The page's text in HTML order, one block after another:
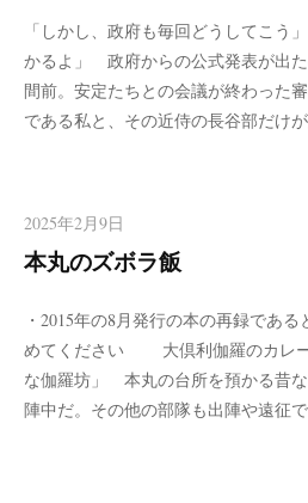
「しかし、政府も毎回どうしてこう
かるよ」 政府からの公式発表が出
間前。安定たちとの会議が終わった
である私と、その近侍の長谷部だけ
2025年2月9日
本丸のズボラ飯
・2015年の8月発行の本の再録であ
めてください 大倶利伽羅のカレー
な伽羅坊」 本丸の台所を預かる昔
陣中だ。その他の部隊も出陣や遠征